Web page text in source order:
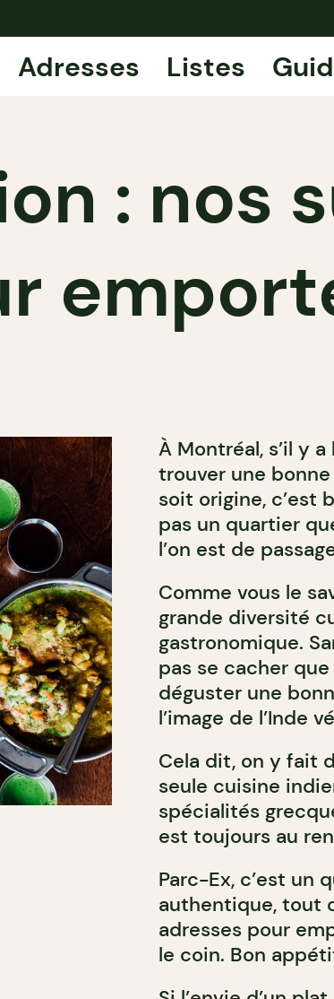
Adresses Listes
: nos
À Montréal, s’il y
trouver une
soit origine, c’est
pas un quartier
l’on est de
Comme vous le
grande diversité
gastronomique.
pas se cacher que
déguster une
l’image de l’Inde
Cela dit, on y fait
seule cuisine
spécialités
est toujours au
Parc-Ex, c’est un
authentique, tout
adresses pour
le coin. Bon